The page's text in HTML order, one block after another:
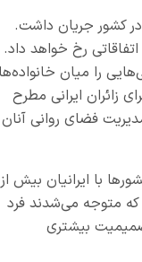
کشور جریان داشت.
رخ خواهد داد.
را میان
زائران ایرانی مطرح
فضای روانی آنان
با ایرانیان بیش از
که متوجه می‌شدند فرد
صمیمیت بیشتری